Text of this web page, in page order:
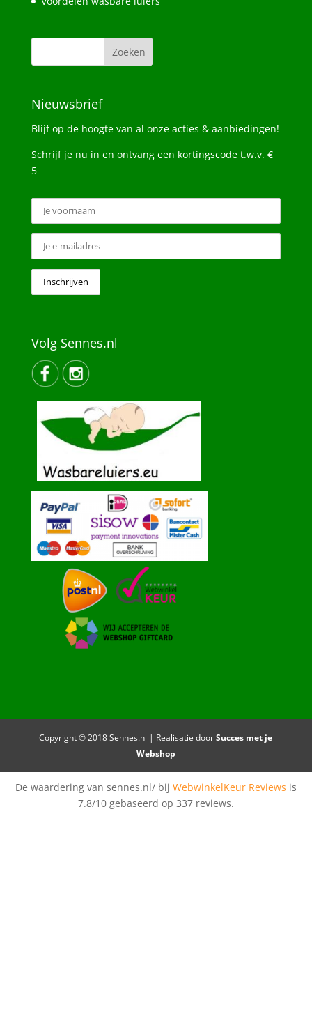
Nieuwsbrief
Blijf op de hoogte van al onze acties & aanbiedingen!
Schrijf je nu in en ontvang een kortingscode t.w.v. €
5
Volg Sennes.nl
Copyright © 2018 Sennes.nl | Realisatie doorSucces met je
Webshop
De waardering van sennes.nl/ bij WebwinkelKeur Reviews is
7.8/10 gebaseerd op 337 reviews.